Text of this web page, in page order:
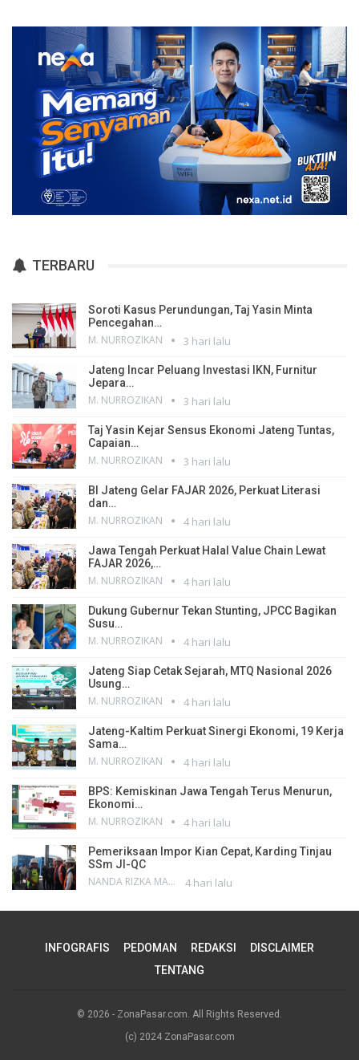
TERBARU
Soroti Kasus Perundungan, Taj Yasin Minta
Pencegahan…
M. NURROZIKAN 3 hari lalu
Jateng Incar Peluang Investasi IKN, Furnitur
Jepara…
M. NURROZIKAN 3 hari lalu
Taj Yasin Kejar Sensus Ekonomi Jateng Tuntas,
Capaian…
M. NURROZIKAN 3 hari lalu
BI Jateng Gelar FAJAR 2026, Perkuat Literasi
dan…
M. NURROZIKAN 4 hari lalu
Jawa Tengah Perkuat Halal Value Chain Lewat
FAJAR 2026,…
M. NURROZIKAN 4 hari lalu
Dukung Gubernur Tekan Stunting, JPCC Bagikan
Susu…
M. NURROZIKAN 4 hari lalu
Jateng Siap Cetak Sejarah, MTQ Nasional 2026
Usung…
M. NURROZIKAN 4 hari lalu
Jateng-Kaltim Perkuat Sinergi Ekonomi, 19 Kerja
Sama…
M. NURROZIKAN 4 hari lalu
BPS: Kemiskinan Jawa Tengah Terus Menurun,
Ekonomi…
M. NURROZIKAN 4 hari lalu
Pemeriksaan Impor Kian Cepat, Karding Tinjau
SSm JI-QC
NANDA RIZKA MAHENDRA 4 hari lalu
INFOGRAFIS PEDOMAN REDAKSI
DISCLAIMER
TENTANG
© 2026 - ZonaPasar.com. All Rights Reserved.
(c) 2024 ZonaPasar.com